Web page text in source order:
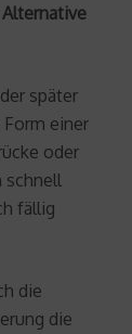
später
Form einer
oder
schnell
fällig
die
die